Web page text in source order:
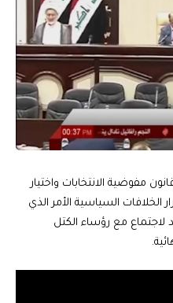
مفوضية الانتخابات واختيار
السياسية الأمر الذي
لاجتماع مع رؤساء الكتل